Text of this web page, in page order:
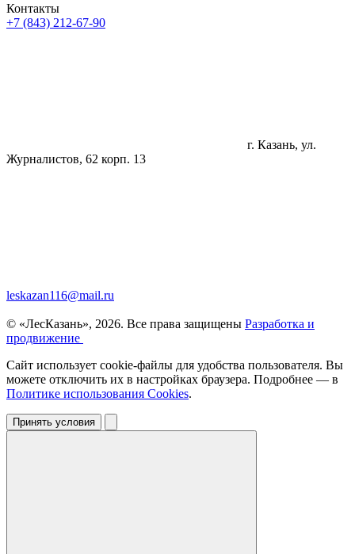
Контакты
+7 (843) 212-67-90
г. Казань, ул.
Журналистов, 62 корп. 13
leskazan116@mail.ru
© «ЛесКазань», 2026. Все права защищены Разработка и
продвижение
Сайт использует cookie-файлы для удобства пользователя. Вы
можете отключить их в настройках браузера. Подробнее — в
Политике использования Cookies.
Принять условия